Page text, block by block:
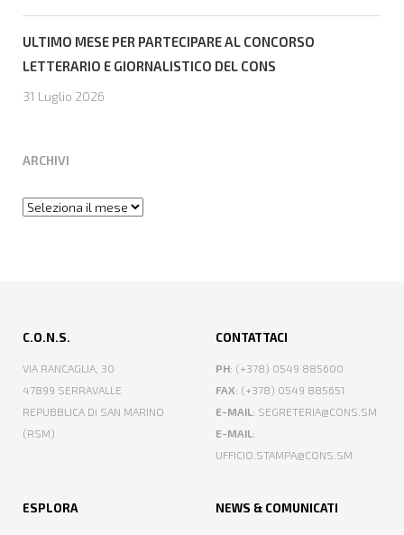
ULTIMO MESE PER PARTECIPARE AL CONCORSO
LETTERARIO E GIORNALISTICO DEL CONS
31 Luglio 2026
ARCHIVI
Archivi
C.O.N.S.
VIA RANCAGLIA, 30
47899 SERRAVALLE
REPUBBLICA DI SAN MARINO
(RSM)
CONTATTACI
PH: (+378) 0549 885600
FAX: (+378) 0549 885651
E-MAIL: SEGRETERIA@CONS.SM
E-MAIL:
UFFICIO.STAMPA@CONS.SM
ESPLORA NEWS & COMUNICATI